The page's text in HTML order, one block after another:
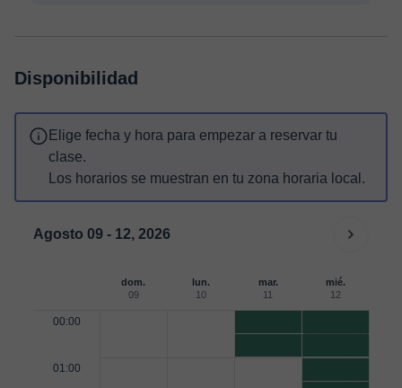
Disponibilidad
Elige fecha y hora para empezar a reservar tu
clase.
Los horarios se muestran en tu zona horaria local.
Agosto 09 - 12, 2026
dom.
09
lun.
10
mar.
11
mié.
12
00:00
01:00